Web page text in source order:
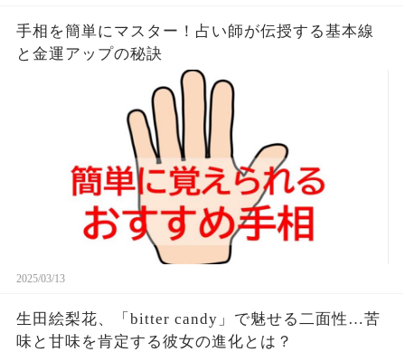
手相を簡単にマスター！占い師が伝授する基本線
と金運アップの秘訣
2025/03/13
生田絵梨花、「bitter candy」で魅せる二面性…苦
味と甘味を肯定する彼女の進化とは？